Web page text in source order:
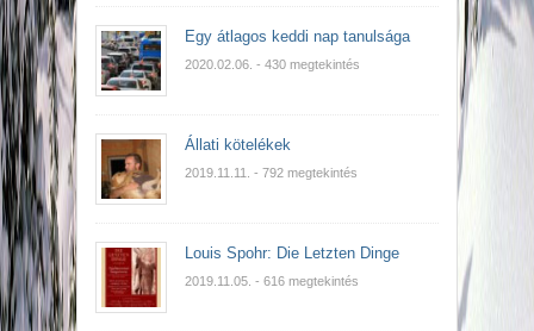
Egy átlagos keddi nap tanulsága
2020.02.06. - 430 megtekintés
Állati kötelékek
2019.11.11. - 792 megtekintés
Louis Spohr: Die Letzten Dinge
2019.11.05. - 616 megtekintés